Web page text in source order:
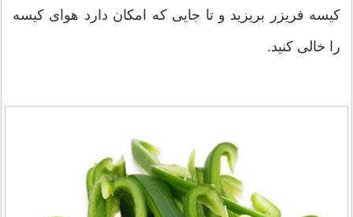
کیسه فریزر بریزید و تا جایی که امکان دارد هوای کیسه
را خالی کنید.